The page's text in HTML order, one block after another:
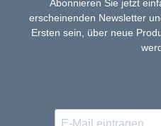
Abonnieren Sie jetzt
erscheinenden Newsletter
Ersten sein, über neue